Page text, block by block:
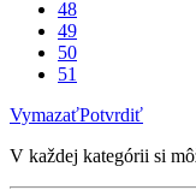
48
49
50
51
VymazaťPotvrdiť
V každej kategórii si